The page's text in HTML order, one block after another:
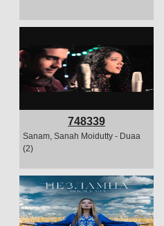
748339
Sanam, Sanah Moidutty - Duaa
(2)